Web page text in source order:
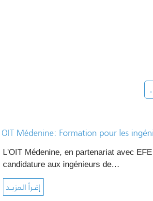
OIT Médenine: Formation pour les
L'OIT Médenine, en partenariat avec
candidature aux ingénieurs de…